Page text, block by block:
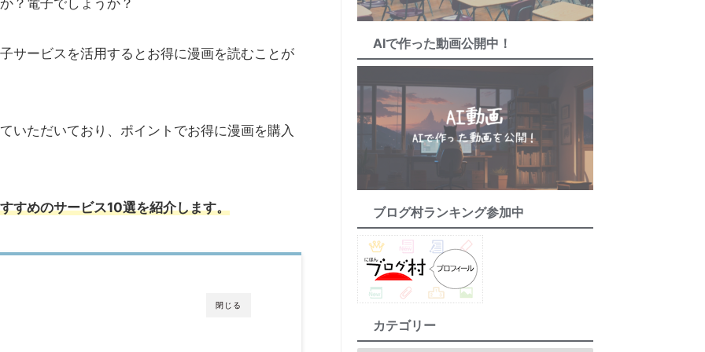
サービスを活用するとお得に漫画を読むことが
いただいており、ポイントでお得に漫画を購入
すめのサービス10選を紹介します。
閉じる
AIで作った動画公開中！
ブログ村ランキング参加中
カテゴリー